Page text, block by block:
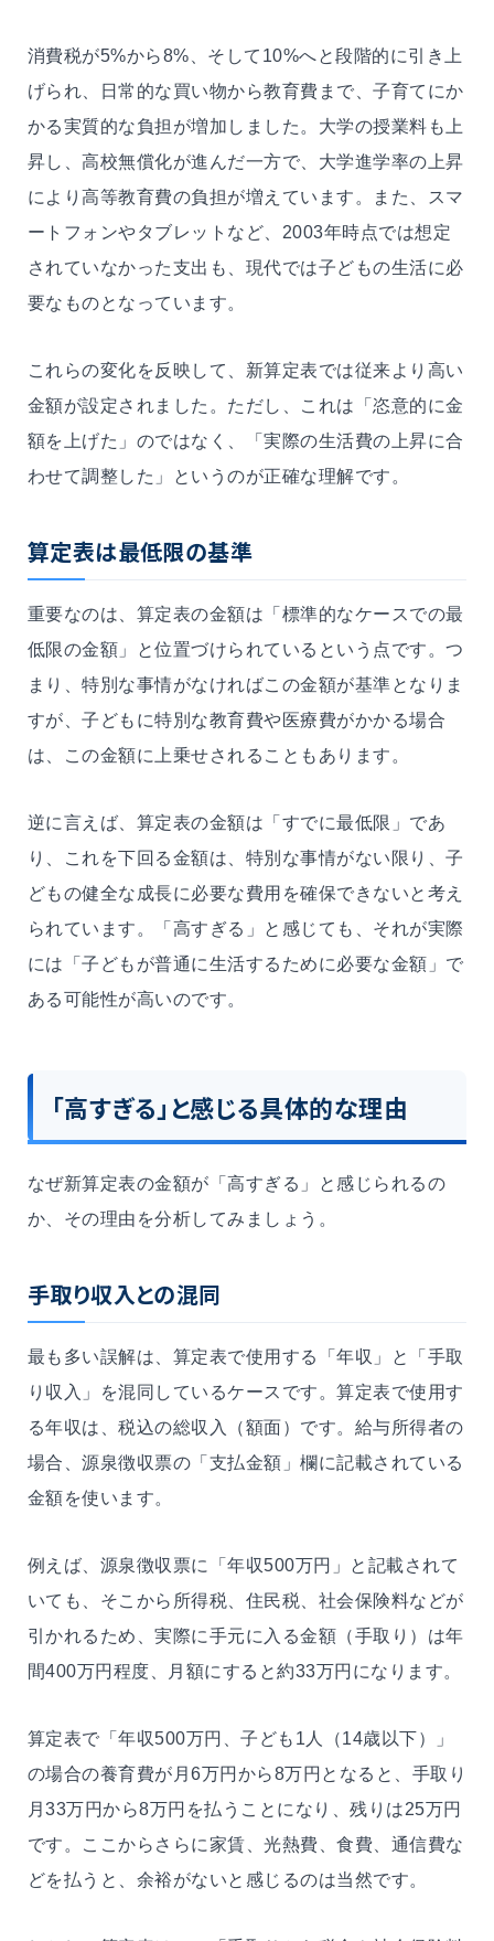
消費税が5%から8%、そして10%へと段階的に引き上
げられ、日常的な買い物から教育費まで、子育てにか
かる実質的な負担が増加しました。大学の授業料も上
昇し、高校無償化が進んだ一方で、大学進学率の上昇
により高等教育費の負担が増えています。また、スマ
ートフォンやタブレットなど、2003年時点では想定
されていなかった支出も、現代では子どもの生活に必
要なものとなっています。
これらの変化を反映して、新算定表では従来より高い
金額が設定されました。ただし、これは「恣意的に金
額を上げた」のではなく、「実際の生活費の上昇に合
わせて調整した」というのが正確な理解です。
算定表は最低限の基準
重要なのは、算定表の金額は「標準的なケースでの最
低限の金額」と位置づけられているという点です。つ
まり、特別な事情がなければこの金額が基準となりま
すが、子どもに特別な教育費や医療費がかかる場合
は、この金額に上乗せされることもあります。
逆に言えば、算定表の金額は「すでに最低限」であ
り、これを下回る金額は、特別な事情がない限り、子
どもの健全な成長に必要な費用を確保できないと考え
られています。「高すぎる」と感じても、それが実際
には「子どもが普通に生活するために必要な金額」で
ある可能性が高いのです。
「高すぎる」と感じる具体的な理由
なぜ新算定表の金額が「高すぎる」と感じられるの
か、その理由を分析してみましょう。
手取り収入との混同
最も多い誤解は、算定表で使用する「年収」と「手取
り収入」を混同しているケースです。算定表で使用す
る年収は、税込の総収入（額面）です。給与所得者の
場合、源泉徴収票の「支払金額」欄に記載されている
金額を使います。
例えば、源泉徴収票に「年収500万円」と記載されて
いても、そこから所得税、住民税、社会保険料などが
引かれるため、実際に手元に入る金額（手取り）は年
間400万円程度、月額にすると約33万円になります。
算定表で「年収500万円、子ども1人（14歳以下）」
の場合の養育費が月6万円から8万円となると、手取り
月33万円から8万円を払うことになり、残りは25万円
です。ここからさらに家賃、光熱費、食費、通信費な
どを払うと、余裕がないと感じるのは当然です。